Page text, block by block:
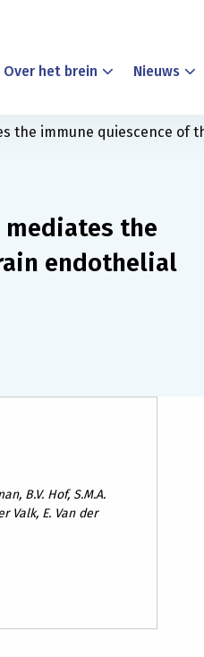
Over het brein Nieuws
the immune quiescence of
mediates the
endothelial
B.V. Hof, S.M.A.
Valk, E. Van der